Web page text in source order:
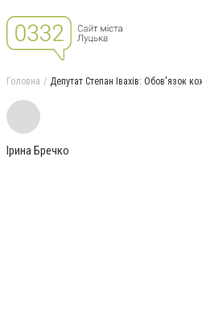
Головна Депутат Степан Івахів: Обов'язок
Ірина Бречко